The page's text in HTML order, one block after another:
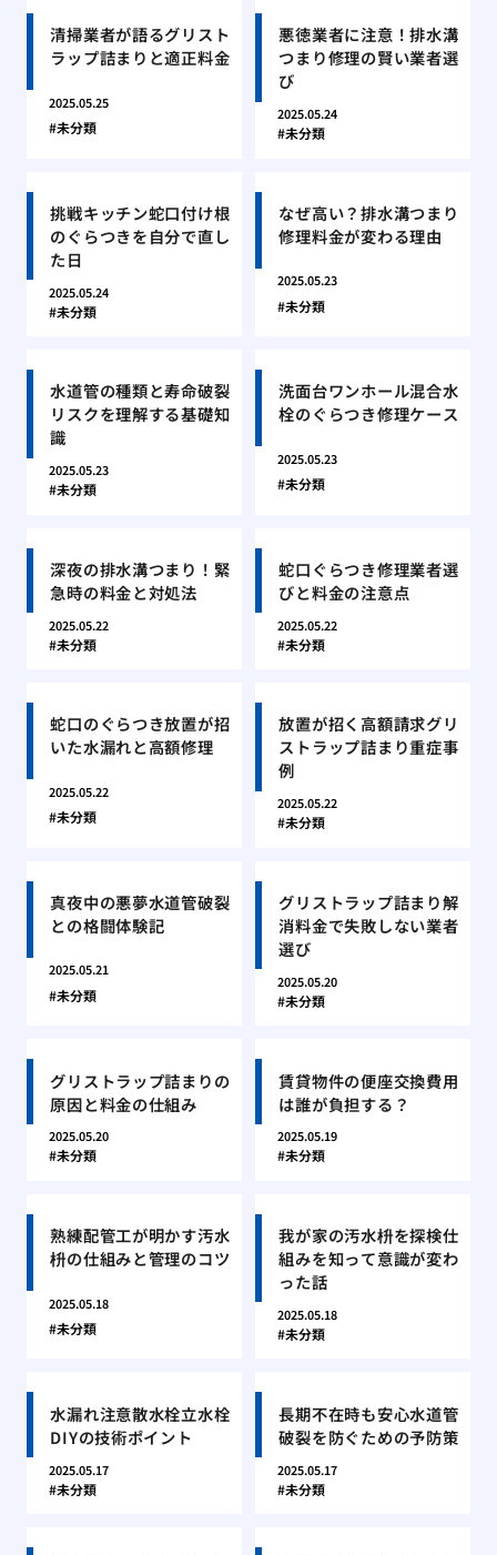
清掃業者が語るグリスト
ラップ詰まりと適正料金
2025.05.25
未分類
悪徳業者に注意！排水溝
つまり修理の賢い業者選
び
2025.05.24
未分類
挑戦キッチン蛇口付け根
のぐらつきを自分で直し
た日
2025.05.24
未分類
なぜ高い？排水溝つまり
修理料金が変わる理由
2025.05.23
未分類
水道管の種類と寿命破裂
リスクを理解する基礎知
識
2025.05.23
未分類
洗面台ワンホール混合水
栓のぐらつき修理ケース
2025.05.23
未分類
深夜の排水溝つまり！緊
急時の料金と対処法
2025.05.22
未分類
蛇口ぐらつき修理業者選
びと料金の注意点
2025.05.22
未分類
蛇口のぐらつき放置が招
いた水漏れと高額修理
2025.05.22
未分類
放置が招く高額請求グリ
ストラップ詰まり重症事
例
2025.05.22
未分類
真夜中の悪夢水道管破裂
との格闘体験記
2025.05.21
未分類
グリストラップ詰まり解
消料金で失敗しない業者
選び
2025.05.20
未分類
グリストラップ詰まりの
原因と料金の仕組み
2025.05.20
未分類
賃貸物件の便座交換費用
は誰が負担する？
2025.05.19
未分類
熟練配管工が明かす汚水
枡の仕組みと管理のコツ
2025.05.18
未分類
我が家の汚水枡を探検仕
組みを知って意識が変わ
った話
2025.05.18
未分類
水漏れ注意散水栓立水栓
DIYの技術ポイント
2025.05.17
未分類
長期不在時も安心水道管
破裂を防ぐための予防策
2025.05.17
未分類